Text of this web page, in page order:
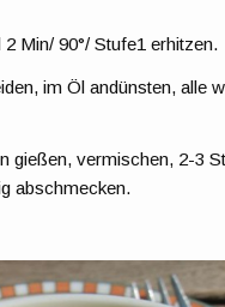
Min/ 90°/ Stufe1 erhitzen.
im Öl andünsten, alle
gießen, vermischen, 2-3
abschmecken.